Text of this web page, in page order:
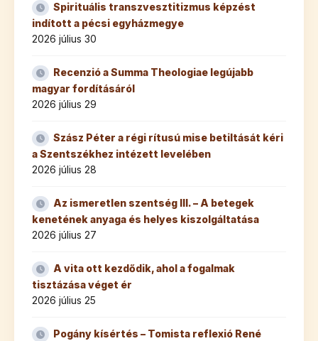
Spirituális transzvesztitizmus képzést
indított a pécsi egyházmegye
2026 július 30
Recenzió a Summa Theologiae legújabb
magyar fordításáról
2026 július 29
Szász Péter a régi rítusú mise betiltását kéri
a Szentszékhez intézett levelében
2026 július 28
Az ismeretlen szentség III. – A betegek
kenetének anyaga és helyes kiszolgáltatása
2026 július 27
A vita ott kezdődik, ahol a fogalmak
tisztázása véget ér
2026 július 25
Pogány kísértés – Tomista reflexió René